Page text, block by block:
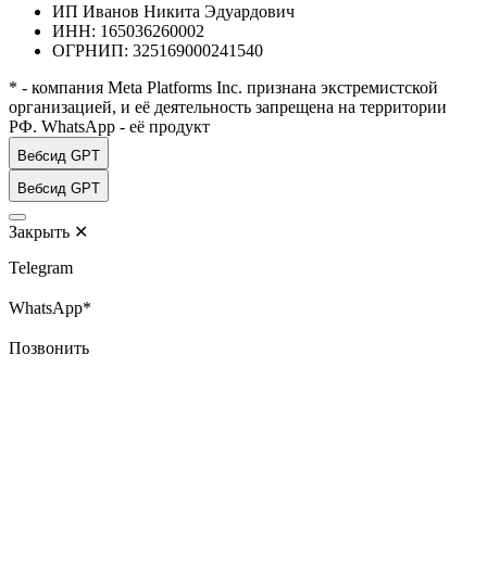
ИП Иванов Никита Эдуардович
ИНН: 165036260002
ОГРНИП: 325169000241540
* - компания Meta Platforms Inc. признана экстремистской
организацией, и её деятельность запрещена на территории
РФ. WhatsApp - её продукт
Вебсид GPT
Вебсид GPT
Закрыть ✕
Telegram
WhatsApp*
Позвонить